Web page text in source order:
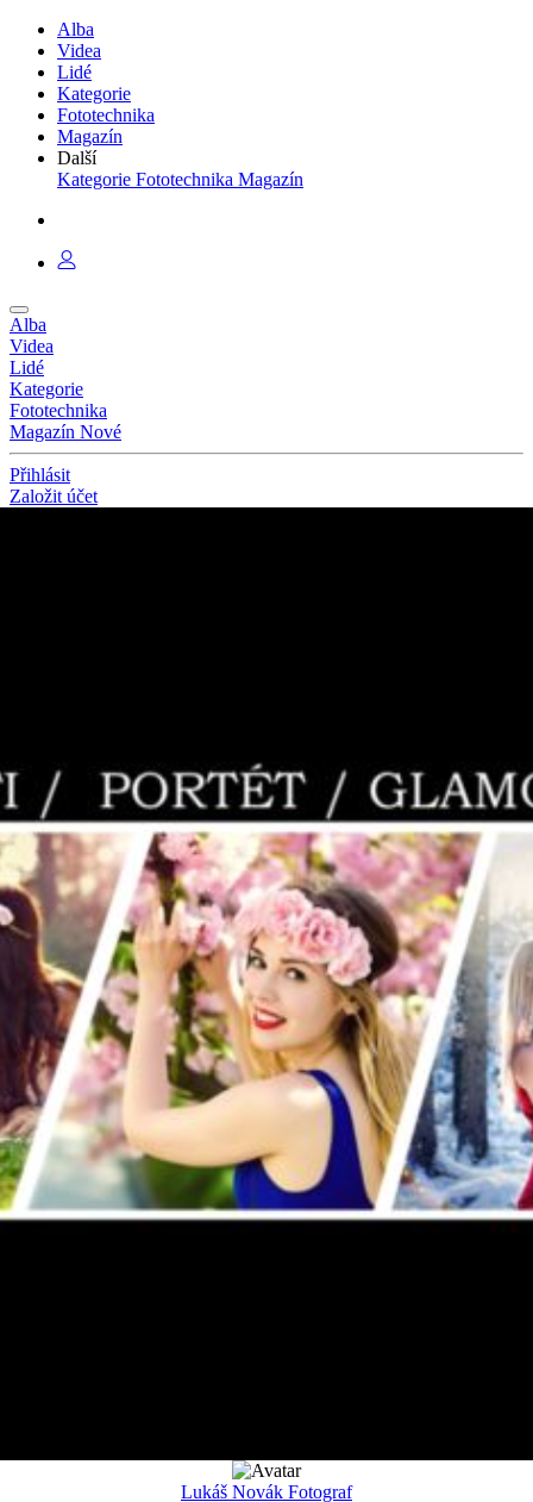
Alba
Videa
Lidé
Kategorie
Fototechnika
Magazín
Další
Kategorie Fototechnika Magazín
Alba
Videa
Lidé
Kategorie
Fototechnika
Magazín Nové
Přihlásit
Založit účet
Lukáš Novák Fotograf